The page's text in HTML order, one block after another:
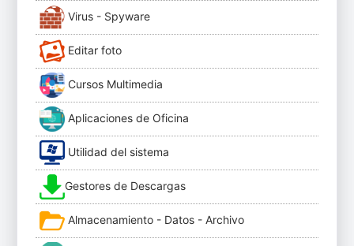
Virus - Spyware
Editar foto
Cursos Multimedia
Aplicaciones de Oficina
Utilidad del sistema
Gestores de Descargas
Almacenamiento - Datos - Archivo